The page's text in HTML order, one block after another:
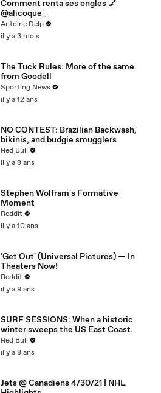
Comment renta ses ongles 💅
@alicoque_
Antoine Delp
il y a 3 mois
The Tuck Rules: More of the same
from Goodell
Sporting News
il y a 12 ans
NO CONTEST: Brazilian Backwash,
bikinis, and budgie smugglers
Red Bull
il y a 8 ans
Stephen Wolfram's Formative
Moment
Reddit
il y a 10 ans
'Get Out' (Universal Pictures) — In
Theaters Now!
Reddit
il y a 9 ans
SURF SESSIONS: When a historic
winter sweeps the US East Coast.
Red Bull
il y a 8 ans
Jets @ Canadiens 4/30/21 | NHL